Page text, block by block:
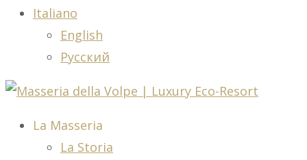
Italiano
English
Русский
La Masseria
La Storia